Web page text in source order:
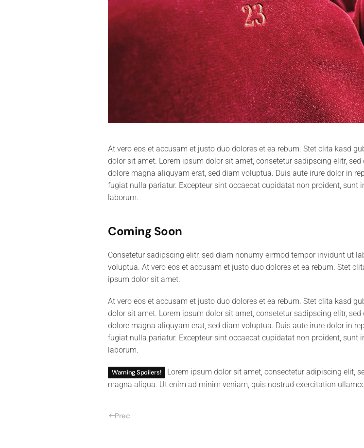
At vero eos et accusam et justo duo dolores et ea rebum. Stet clita kasd
dolor sit amet. Lorem ipsum dolor sit amet, consetetur sadipscing elitr,
dolore magna aliquyam erat, sed diam voluptua. Duis aute irure dolor in
fugiat nulla pariatur. Excepteur sint occaecat cupidatat non proident,
laborum.
Coming Soon
Consetetur sadipscing elitr, sed diam nonumy eirmod tempor invidunt ut
voluptua. At vero eos et accusam et justo duo dolores et ea rebum. Stet
ipsum dolor sit amet.
At vero eos et accusam et justo duo dolores et ea rebum. Stet clita kasd
dolor sit amet. Lorem ipsum dolor sit amet, consetetur sadipscing elitr,
dolore magna aliquyam erat, sed diam voluptua. Duis aute irure dolor in
fugiat nulla pariatur. Excepteur sint occaecat cupidatat non proident,
laborum.
Warning Spoilers!
Lorem ipsum dolor sit amet, consectetur adipiscing elit,
magna aliqua. Ut enim ad minim veniam, quis nostrud exercitation
Prec